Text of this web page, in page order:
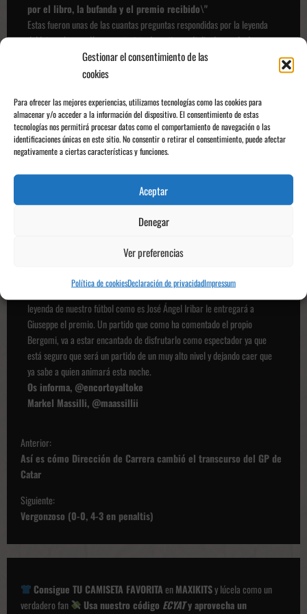
Gestionar el consentimiento de las
cookies
Para ofrecer las mejores experiencias, utilizamos tecnologías como las cookies para
almacenar y/o acceder a la información del dispositivo. El consentimiento de estas
tecnologías nos permitirá procesar datos como el comportamiento de navegación o las
identificaciones únicas en este sitio. No consentir o retirar el consentimiento, puede afectar
negativamente a ciertas características y funciones.
Aceptar
Denegar
Ver preferencias
Política de cookiesDeclaración de privacidadImpressum
por el libro, la bufanda y el premio recibido\"
Estas fueron unas de las cuantas preguntas respondidas por la leyenda
del Inter y hoy en día comentarista deportivo en Italia. La rueda de prensa
está disponible para verla en el canal Youtube del Athletic Club.
Bergomi en la rueda de prensa hoy en San Mamés | Fuente:
@maassillii
Esta noche justo antes del pitido inicial del Athletic - Real Madrid, otra
leyenda de nuestro fútbol como es José Ángel Iribar le entregará a
Giuseppe el premio. Un partido que como ha comentado el propio
Bergomi, va a estar encantado de disfrutarlo como espectador ya que
está seguro que será un partido de un muy alto nivel y dejando caer que
ya sabe a quien animará esta noche.
Os informa, @encortoyaltoke
Markel Massilli, @maassillii
N
a
v
e
g
a
c
i
ó
Anterior:
Así es cómo Dirección de Carrera cambió el transcurso del GP de
Catar
Siguiente:
Vergonzoso (0-0, 4-3 en penaltis)
Consigue TU CAMISETA FAVORITAenMAXIKITSy lúcela como un
verdadero fan
Usa nuestro código ECYATy aprovecha un